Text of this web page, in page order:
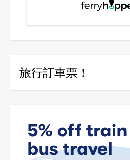
旅行訂車票！